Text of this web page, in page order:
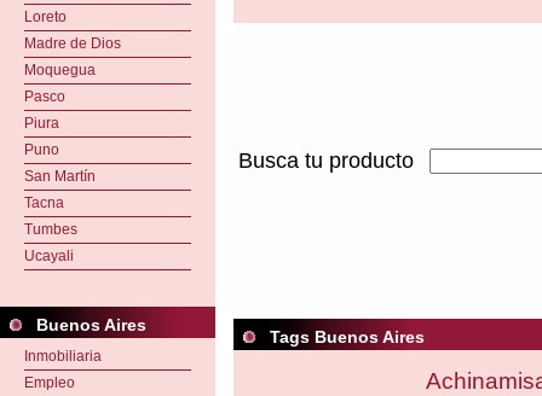
Loreto
Madre de Dios
Moquegua
Pasco
Piura
Puno
San Martín
Tacna
Tumbes
Ucayali
Buenos Aires
Inmobiliaria
Empleo
Busca tu producto
Tags Buenos Aires